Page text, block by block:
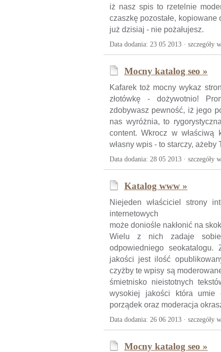
iż nasz spis to rzetelnie
czaszkę pozostałe,
już dzisiaj - nie pożałujesz.
Data dodania: 23 05 2013 · szczegóły
Mocny katalog seo »
Kafarek toż mocny wykaz
złotówkę - dożywotnio!
zdobywasz pewność, iż jego
nas wyróżnia, to
content. Wkrocz w właściwą
własny wpis - to starczy,
Data dodania: 28 05 2013 · szczegóły
Katalog www »
Niejeden właściciel strony
internetowych
może doniośle nakłonić na
Wielu z nich zadaje
odpowiedniego seokatalogu.
jakości jest ilość
czyżby te wpisy są
śmietnisko nieistotnych
wysokiej jakości która umie
porządek oraz moderacja
Data dodania: 26 06 2013 · szczegóły
Mocny katalog seo »